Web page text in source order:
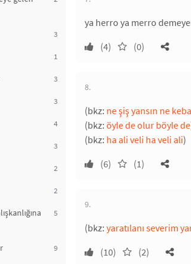
3
1
3
3
4
3
2
2
5
9
ya herro ya merro
(4)
(0)
8.
(bkz: ne şiş yansın ne
(bkz: öyle de olur böyle de
(bkz: ha ali veli ha veli ali)
(6)
(1)
9.
(bkz: yaratılanı severim
(10)
(2)